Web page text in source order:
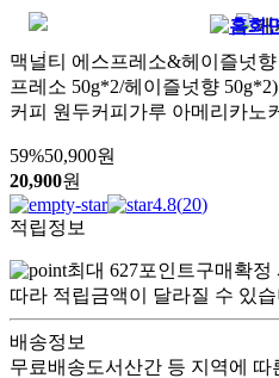
맥널티 에스프레소&헤이즐넛
프레소 50g*2/헤이즐넛향
커피 원두커피가루 아메리카노
59%50,900원
20,900원
4.8(20)
적립정보
최대 627포인트구매확정
따라 적립금액이 달라질 수 있
배송정보
무료배송도서산간 등 지역에